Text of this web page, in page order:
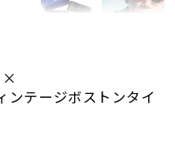
×
テージボストンタイ